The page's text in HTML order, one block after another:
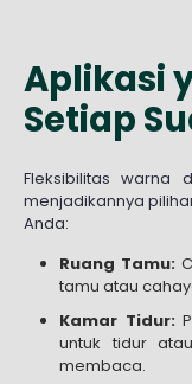
Aplikasi
Setiap
Fleksibilitas warna
menjadikannya
Anda:
Ruang Tamu:
tamu atau
Kamar Tidur:
untuk tidur
membaca.